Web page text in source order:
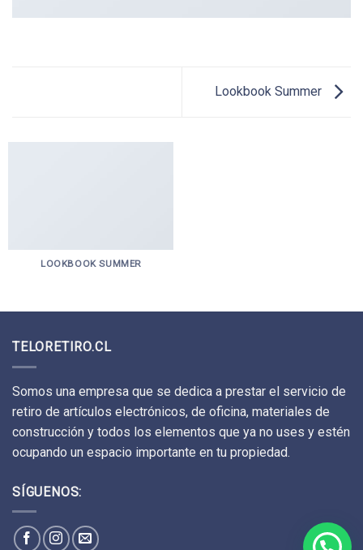
Lookbook Summer
LOOKBOOK SUMMER
TELORETIRO.CL
Somos una empresa que se dedica a prestar el servicio de
retiro de artículos electrónicos, de oficina, materiales de
construcción y todos los elementos que ya no uses y estén
ocupando un espacio importante en tu propiedad.
SÍGUENOS: